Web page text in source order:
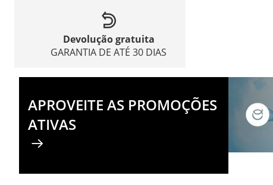
Devolução gratuita
GARANTIA DE ATÉ 30 DIAS
APROVEITE AS PROMOÇÕES
ATIVAS